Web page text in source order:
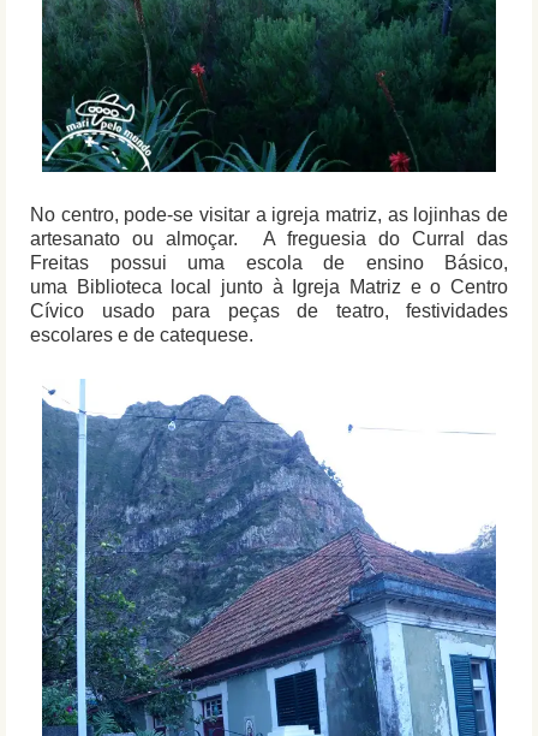
No centro, pode-se visitar a igreja matriz, as lojinhas de
artesanato ou almoçar. A freguesia do Curral das
Freitas possui uma escola de ensino Básico,
uma Biblioteca local junto à Igreja Matriz e o Centro
Cívico usado para peças de teatro, festividades
escolares e de catequese.